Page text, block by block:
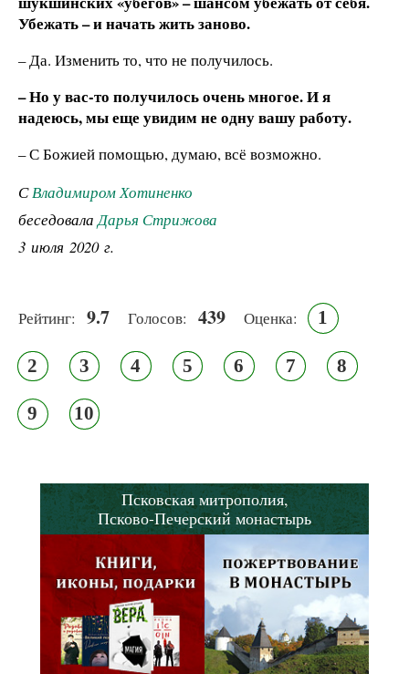
Убежать – и начать жить заново.
– Да. Изменить то, что не получилось.
– Но у вас-то получилось очень многое. И я
надеюсь, мы еще увидим не одну вашу работу.
– С Божией помощью, думаю, всё возможно.
СВладимиром Хотиненко
беседовалаДарья Стрижова
3 июля 2020 г.
Рейтинг: 9.7 Голосов: 439 Оценка: 1
2 3 4 5 6 7 8
9 10
Псковская митрополия,
Псково-Печерский монастырь